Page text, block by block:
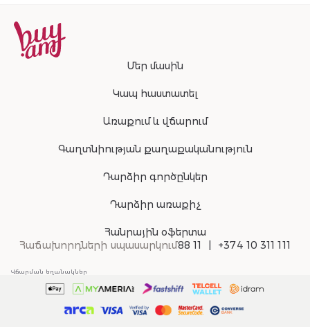
Մեր մասին
Կապ հաստատել
Առաքում և վճարում
Գաղտնիության քաղաքականություն
Դարձիր գործընկեր
Դարձիր առաքիչ
Հանրային օֆերտա
Հաճախորդների սպասարկում88 11 +374 10 311 111
Վճարման եղանակներ